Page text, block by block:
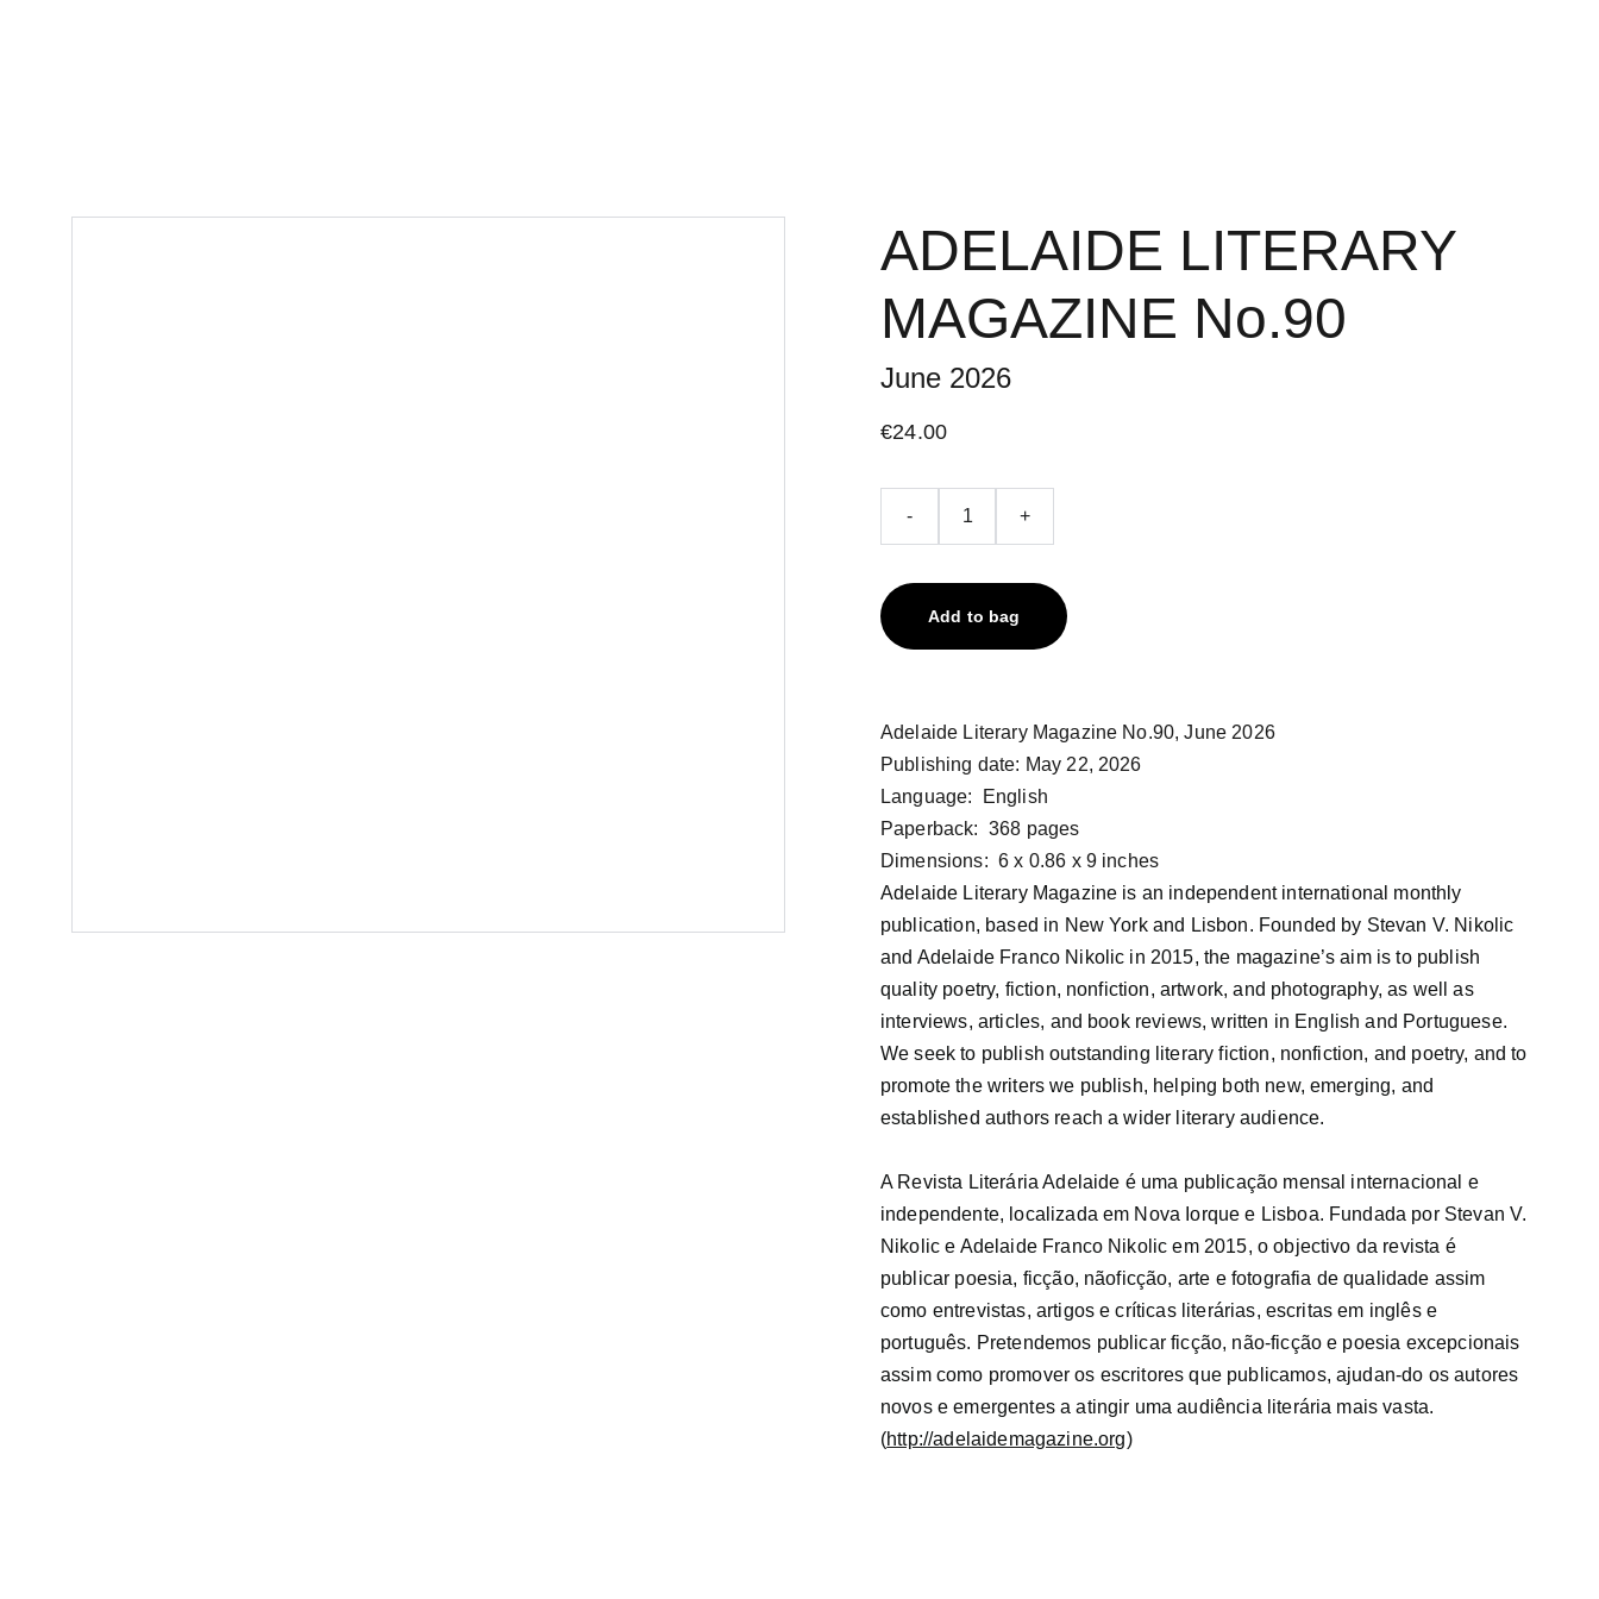
ADELAIDE LITERARY
MAGAZINE No.90
June 2026
€24.00
- +
Add to bag
Adelaide Literary Magazine No.90, June 2026
Publishing date: May 22, 2026
Language: ‎ English
Paperback: ‎ 368 pages
Dimensions: ‎ 6 x 0.86 x 9 inches
Adelaide Literary Magazine is an independent international monthly
publication, based in New York and Lisbon. Founded by Stevan V. Nikolic
and Adelaide Franco Nikolic in 2015, the magazine’s aim is to publish
quality poetry, fiction, nonfiction, artwork, and photography, as well as
interviews, articles, and book reviews, written in English and Portuguese.
We seek to publish outstanding literary fiction, nonfiction, and poetry, and to
promote the writers we publish, helping both new, emerging, and
established authors reach a wider literary audience.
A Revista Literária Adelaide é uma publicação mensal internacional e
independente, localizada em Nova Iorque e Lisboa. Fundada por Stevan V.
Nikolic e Adelaide Franco Nikolic em 2015, o objectivo da revista é
publicar poesia, ficção, nãoficção, arte e fotografia de qualidade assim
como entrevistas, artigos e críticas literárias, escritas em inglês e
português. Pretendemos publicar ficção, não-ficção e poesia excepcionais
assim como promover os escritores que publicamos, ajudan-do os autores
novos e emergentes a atingir uma audiência literária mais vasta.
(http://adelaidemagazine.org)